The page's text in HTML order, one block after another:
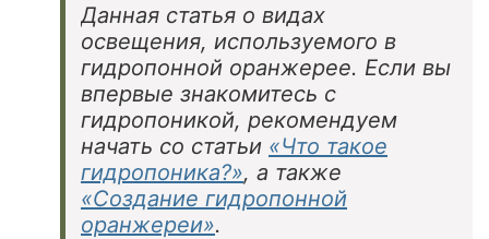
Данная статья о видах
освещения, используемого в
гидропонной оранжерее. Если вы
впервые знакомитесь с
гидропоникой, рекомендуем
начать со статьи «Что такое
гидропоника?», а также
«Создание гидропонной
оранжереи».